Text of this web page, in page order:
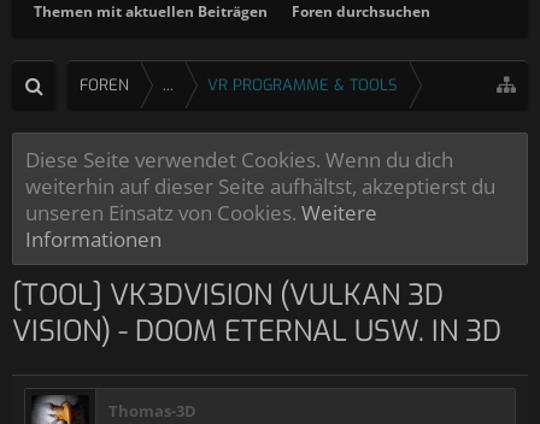
Themen mit aktuellen Beiträgen Foren durchsuchen
FOREN ... VR PROGRAMME & TOOLS
Diese Seite verwendet Cookies. Wenn du dich
weiterhin auf dieser Seite aufhältst, akzeptierst du
unseren Einsatz von Cookies. Weitere
Informationen
[TOOL] VK3DVISION (VULKAN 3D
VISION) - DOOM ETERNAL USW. IN 3D
Thomas-3D